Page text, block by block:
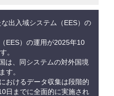
出入域システム（EES）の
EES）の運用が2025年10
。
は、同システムの対外国境
す。
おけるデータ収集は段階的
日までに全面的に実施され